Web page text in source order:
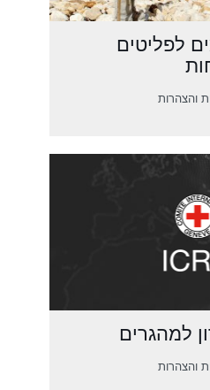
לפליטים
והצהרות
למהגרים
והצהרות